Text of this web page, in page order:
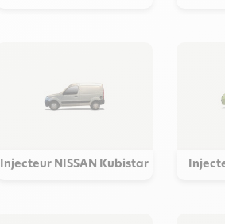
Injecteur NISSAN Kubistar